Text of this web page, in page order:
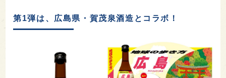
第1弾は、広島県・賀茂泉酒造とコラボ！